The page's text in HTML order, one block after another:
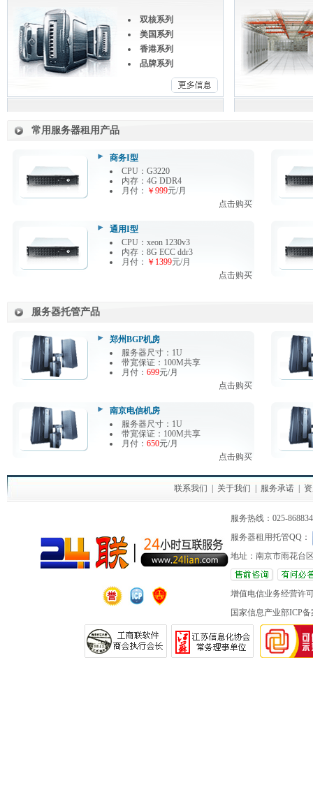
双核系列
美国系列
香港系列
品牌系列
常用服务器租用产品
商务I型
CPU：G3220
内存：4G DDR4
月付： ￥999元/月
点击购买
通用I型
CPU：xeon 1230v3
内存：8G ECC ddr3
月付： ￥1399元/月
点击购买
服务器托管产品
郑州BGP机房
服务器尺寸：1U
带宽保证：100M共享
月付： 699元/月
点击购买
南京电信机房
服务器尺寸：1U
带宽保证：100M共享
月付： 650元/月
点击购买
联系我们 关于我们 服务承诺
服务热线：025-
服务器租用托管QQ：
地址：南京市雨花台
增值电信业务经营许
国家信息产业部ICP